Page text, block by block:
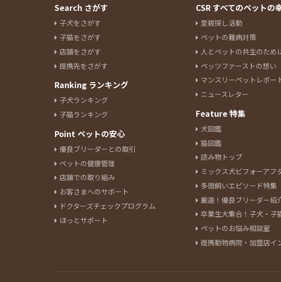
ボストンテリア
キャバリアキングチャールズス
パニエル
ラブラドールレトリーバー
パピヨン
イタリアングレーハウンド
ペキニーズ 24
ジャックラッセルテリア
ミニチュアピンシャー
ウェルシュコーギーペンブロー
ク 10
ボーダーコリー
ブルドッグ
ビーグル 5
ビションフリーゼ 16
ボロンカ・ツヴェトナ
チャイニーズクレステッドドッ
Search さがす
子犬をさがす
子猫をさがす
店舗をさがす
提携先をさがす
Ranking ランキング
子犬ランキング
子猫ランキング
Point ペットの安心
優良ブリーダーとの取引
ペットの健康管理
店舗での取り組み
お客さまへのサポート
ドクターズチェックプログラム
ほっとサポート
CSR すべてのペットの
里親探し活動
ペットの難病対策
人とペットの共生のため
ペッツファーストの想い
マンスリーペットレポー
ニュースレター
Feature 特集
犬図鑑
猫図鑑
読み物トップ
ミックス犬ビフォーアフ
多頭飼いエピソード特集
厳選！優良ブリーダー紹
卒業生大集合！子犬・子
ペットのお悩み相談室
提携動物病院・加盟店イ